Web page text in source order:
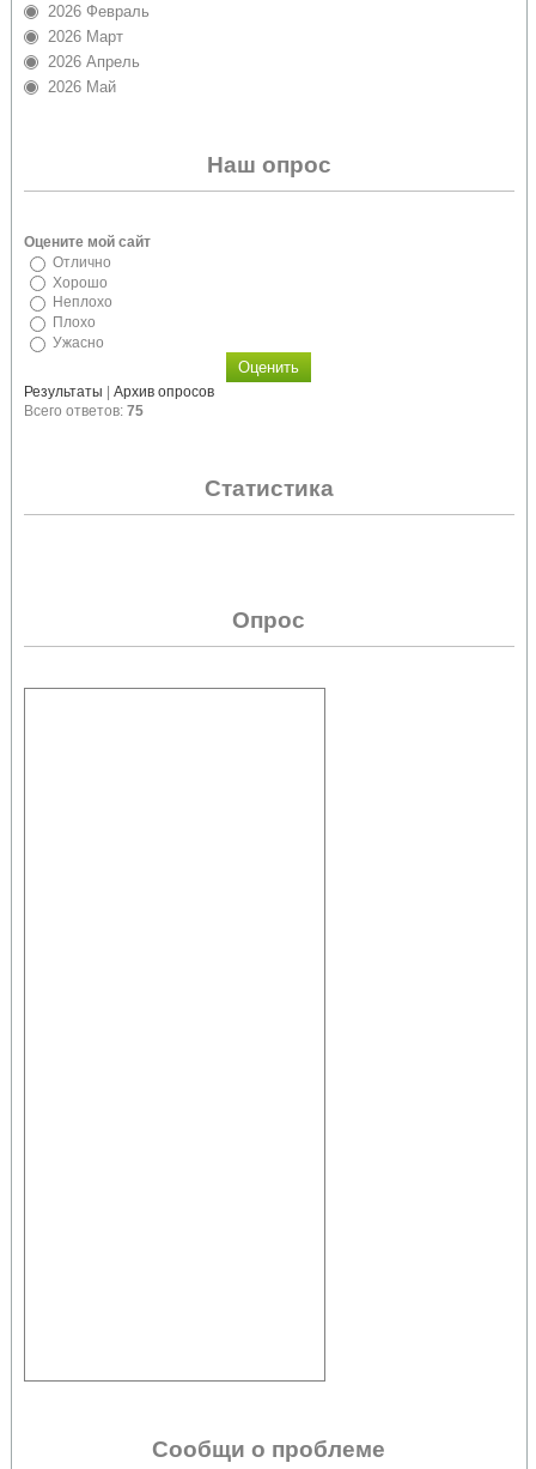
2026 Февраль
2026 Март
2026 Апрель
2026 Май
Наш опрос
Оцените мой сайт
Отлично
Хорошо
Неплохо
Плохо
Ужасно
Результаты | Архив опросов
Всего ответов: 75
Статистика
Опрос
Сообщи о проблеме